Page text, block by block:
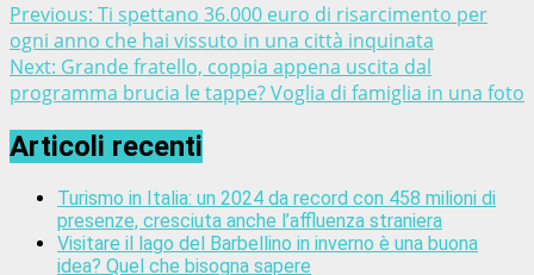
Previous: Ti spettano 36.000 euro di risarcimento per
ogni anno che hai vissuto in una città inquinata
Next: Grande fratello, coppia appena uscita dal
programma brucia le tappe? Voglia di famiglia in una foto
Articoli recenti
Turismo in Italia: un 2024 da record con 458 milioni di
presenze, cresciuta anche l’affluenza straniera
Visitare il lago del Barbellino in inverno è una buona
idea? Quel che bisogna sapere